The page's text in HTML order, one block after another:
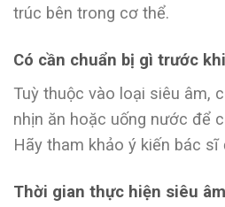
trúc bên trong cơ thể.
Có cần chuẩn bị gì trước
Tuỳ thuộc vào loại siêu âm,
nhịn ăn hoặc uống nước để
Hãy tham khảo ý kiến bác
Thời gian thực hiện siêu